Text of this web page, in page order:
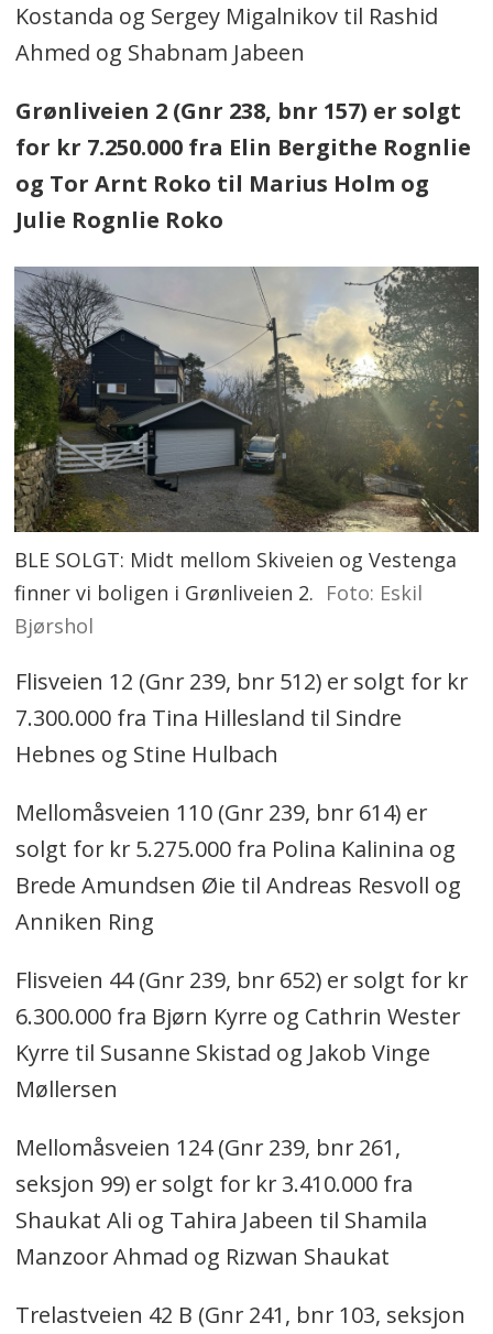
Kostanda og Sergey Migalnikov til Rashid
Ahmed og Shabnam Jabeen
Grønliveien 2 (Gnr 238, bnr 157) er solgt
for kr 7.250.000 fra Elin Bergithe Rognlie
og Tor Arnt Roko til Marius Holm og
Julie Rognlie Roko
BLE SOLGT: Midt mellom Skiveien og Vestenga
finner vi boligen i Grønliveien 2. Foto: Eskil
Bjørshol
Flisveien 12 (Gnr 239, bnr 512) er solgt for kr
7.300.000 fra Tina Hillesland til Sindre
Hebnes og Stine Hulbach
Mellomåsveien 110 (Gnr 239, bnr 614) er
solgt for kr 5.275.000 fra Polina Kalinina og
Brede Amundsen Øie til Andreas Resvoll og
Anniken Ring
Flisveien 44 (Gnr 239, bnr 652) er solgt for kr
6.300.000 fra Bjørn Kyrre og Cathrin Wester
Kyrre til Susanne Skistad og Jakob Vinge
Møllersen
Mellomåsveien 124 (Gnr 239, bnr 261,
seksjon 99) er solgt for kr 3.410.000 fra
Shaukat Ali og Tahira Jabeen til Shamila
Manzoor Ahmad og Rizwan Shaukat
Trelastveien 42 B (Gnr 241, bnr 103, seksjon